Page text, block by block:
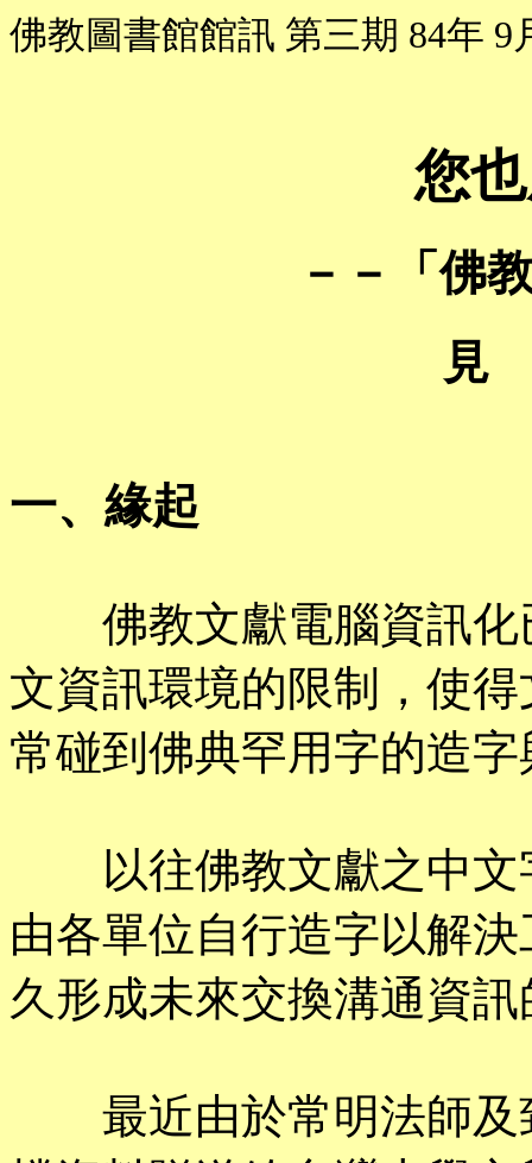
佛教圖書館館訊 第三期 84年 9
您
－－「佛
見
一、緣起
佛教文獻電腦資訊化
文資訊環境的限制，使
常碰到佛典罕用字的造
以往佛教文獻之中文
由各單位自行造字以解
久形成未來交換溝通資
最近由於常明法師及